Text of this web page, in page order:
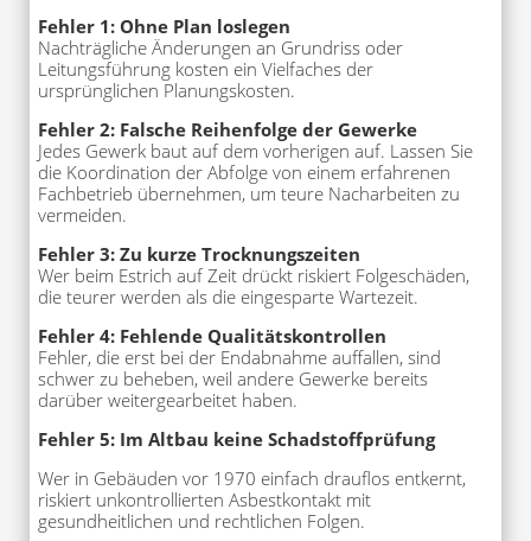
Fehler 1: Ohne Plan loslegen
Nachträgliche Änderungen an Grundriss oder
Leitungsführung kosten ein Vielfaches der
ursprünglichen Planungskosten.
Fehler 2: Falsche Reihenfolge der Gewerke
Jedes Gewerk baut auf dem vorherigen auf. Lassen Sie
die Koordination der Abfolge von einem erfahrenen
Fachbetrieb übernehmen, um teure Nacharbeiten zu
vermeiden.
Fehler 3: Zu kurze Trocknungszeiten
Wer beim Estrich auf Zeit drückt riskiert Folgeschäden,
die teurer werden als die eingesparte Wartezeit.
Fehler 4: Fehlende Qualitätskontrollen
Fehler, die erst bei der Endabnahme auffallen, sind
schwer zu beheben, weil andere Gewerke bereits
darüber weitergearbeitet haben.
Fehler 5: Im Altbau keine Schadstoffprüfung
Wer in Gebäuden vor 1970 einfach drauflos entkernt,
riskiert unkontrollierten Asbestkontakt mit
gesundheitlichen und rechtlichen Folgen.